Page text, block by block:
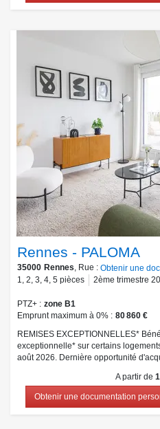
Rennes - PALOMA
35000 Rennes, Rue : Obtenir une
1, 2, 3, 4, 5 pièces 2ème trimestre
PTZ+
zone B1
Emprunt maximum à 0%
80 860 €
REMISES EXCEPTIONNELLES*
exceptionnelle* sur certains
août 2026. Dernière opportunité
A partir de
Obtenir une documentation